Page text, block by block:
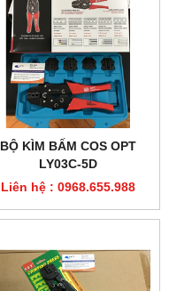
BỘ KÌM BẤM COS OPT
LY03C-5D
Liên hệ : 0968.655.988